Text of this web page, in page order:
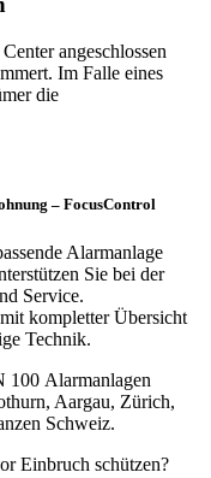
angeschlossen
Im Falle eines
die
– FocusControl
Alarmanlage
Sie bei der
Service.
kompletter Übersicht
Technik.
100 Alarmanlagen
Aargau, Zürich,
Schweiz.
Einbruch schützen?